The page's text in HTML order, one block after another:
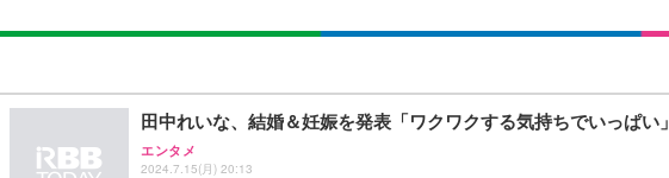
田中れいな、結婚＆妊娠を発表「ワクワクする気持ちでいっぱい」
エンタメ
2024.7.15(月) 20:13